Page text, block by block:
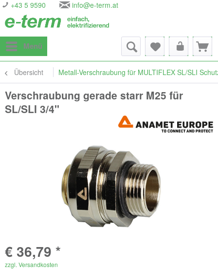
+43 5 9590 info@e-term.at
Menü
Übersicht Metall-Verschraubung für MULTIFLEX SL/SLI
Verschraubung gerade starr M25 für
SL/SLI 3/4"
€ 36,79 *
zzgl. Versandkosten